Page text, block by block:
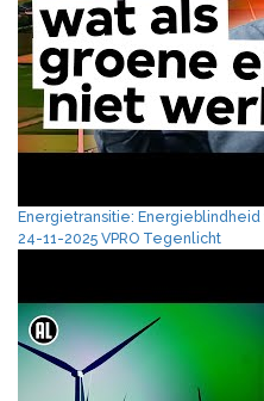
Energietransitie:
24-11-2025 VPRO Tegenlicht